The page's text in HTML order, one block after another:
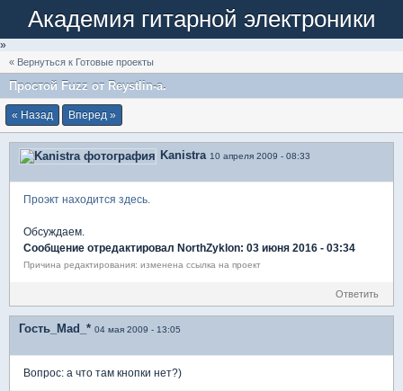
Академия гитарной электроники
»
« Вернуться к Готовые проекты
Простой Fuzz от Reystlin-а.
« Назад Вперед »
Kanistra 10 апреля 2009 - 08:33
Проэкт находится здесь.
Обсуждаем.
Сообщение отредактировал NorthZyklon: 03 июня 2016 - 03:34
Причина редактирования: изменена ссылка на проект
Ответить
Гость_Mad_* 04 мая 2009 - 13:05
Вопрос: а что там кнопки нет?)